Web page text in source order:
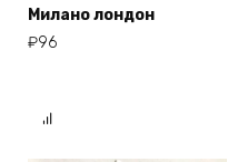
Милано лондон
₽96